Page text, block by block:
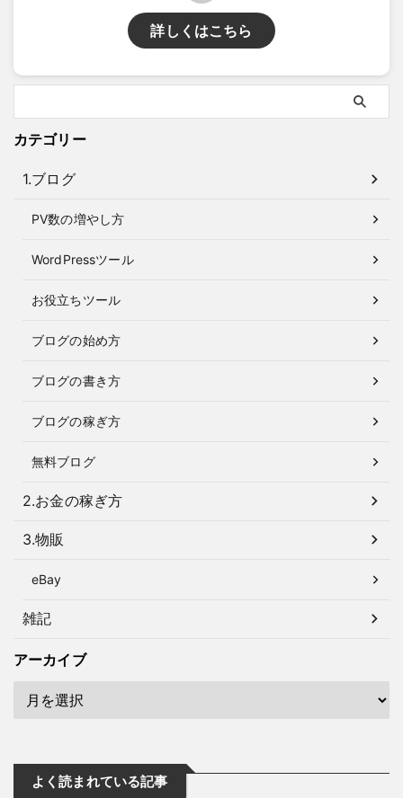
詳しくはこちら
カテゴリー
1.ブログ
PV数の増やし方
WordPressツール
お役立ちツール
ブログの始め方
ブログの書き方
ブログの稼ぎ方
無料ブログ
2.お金の稼ぎ方
3.物販
eBay
雑記
アーカイブ
よく読まれている記事